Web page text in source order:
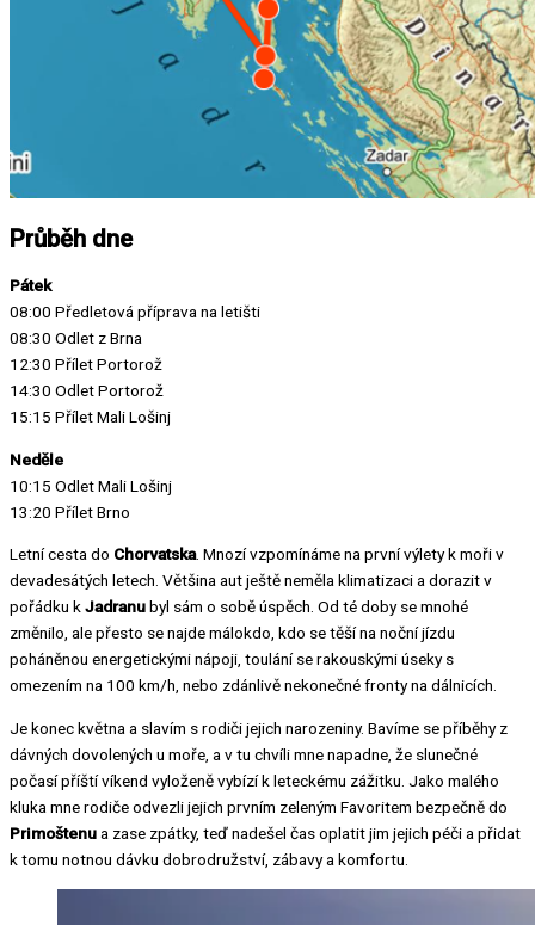
Průběh dne
Pátek
08:00 Předletová příprava na letišti
08:30 Odlet z Brna
12:30 Přílet Portorož
14:30 Odlet Portorož
15:15 Přílet Mali Lošinj
Neděle
10:15 Odlet Mali Lošinj
13:20 Přílet Brno
Letní cesta do Chorvatska. Mnozí vzpomínáme na první výlety k moři v
devadesátých letech. Většina aut ještě neměla klimatizaci a dorazit v
pořádku kJadranubyl sám o sobě úspěch. Od té doby se mnohé
změnilo, ale přesto se najde málokdo, kdo se těší na noční jízdu
poháněnou energetickými nápoji, toulání se rakouskými úseky s
omezením na 100 km/h, nebo zdánlivě nekonečné fronty na dálnicích.
Je konec května a slavím s rodiči jejich narozeniny. Bavíme se příběhy z
dávných dovolených u moře, a v tu chvíli mne napadne, že slunečné
počasí příští víkend vyloženě vybízí k leteckému zážitku. Jako malého
kluka mne rodiče odvezli jejich prvním zeleným Favoritem bezpečně do
Primoštenua zase zpátky, teď nadešel čas oplatit jim jejich péči a přidat
k tomu notnou dávku dobrodružství, zábavy a komfortu.